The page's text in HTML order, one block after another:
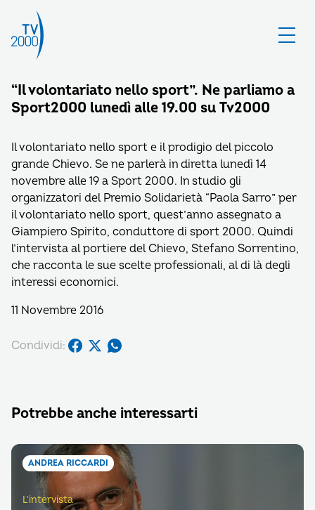
“Il volontariato nello sport”. Ne parliamo a
Sport2000 lunedì alle 19.00 su Tv2000
Il volontariato nello sport e il prodigio del piccolo
grande Chievo. Se ne parlerà in diretta lunedì 14
novembre alle 19 a Sport 2000. In studio gli
organizzatori del Premio Solidarietà “Paola Sarro” per
il volontariato nello sport, quest’anno assegnato a
Giampiero Spirito, conduttore di sport 2000. Quindi
l’intervista al portiere del Chievo, Stefano Sorrentino,
che racconta le sue scelte professionali, al di là degli
interessi economici.
11 Novembre 2016
Condividi:
Potrebbe anche interessarti
ANDREA RICCARDI
L'intervista